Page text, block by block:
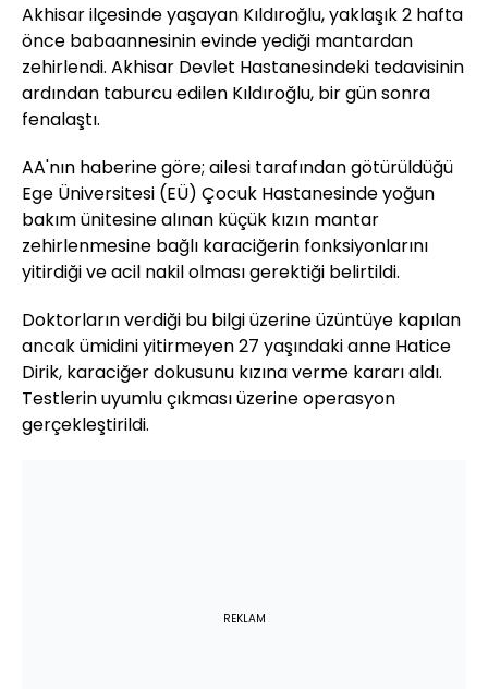
Akhisar ilçesinde yaşayan Kıldıroğlu, yaklaşık 2 hafta
önce babaannesinin evinde yediği mantardan
zehirlendi. Akhisar Devlet Hastanesindeki tedavisinin
ardından taburcu edilen Kıldıroğlu, bir gün sonra
fenalaştı.
AA'nın haberine göre; ailesi tarafından götürüldüğü
Ege Üniversitesi (EÜ) Çocuk Hastanesinde yoğun
bakım ünitesine alınan küçük kızın mantar
zehirlenmesine bağlı karaciğerin fonksiyonlarını
yitirdiği ve acil nakil olması gerektiği belirtildi.
Doktorların verdiği bu bilgi üzerine üzüntüye kapılan
ancak ümidini yitirmeyen 27 yaşındaki anne Hatice
Dirik, karaciğer dokusunu kızına verme kararı aldı.
Testlerin uyumlu çıkması üzerine operasyon
gerçekleştirildi.
REKLAM